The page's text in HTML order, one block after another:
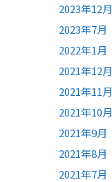
2023年12月
2023年7月
2022年1月
2021年12月
2021年11月
2021年10月
2021年9月
2021年8月
2021年7月